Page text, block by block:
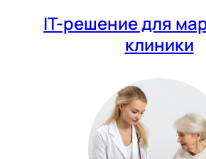
IT-решение для
клиники